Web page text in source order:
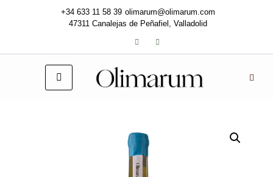
+34 633 11 58 39 olimarum@olimarum.com
47311 Canalejas de Peñafiel, Valladolid